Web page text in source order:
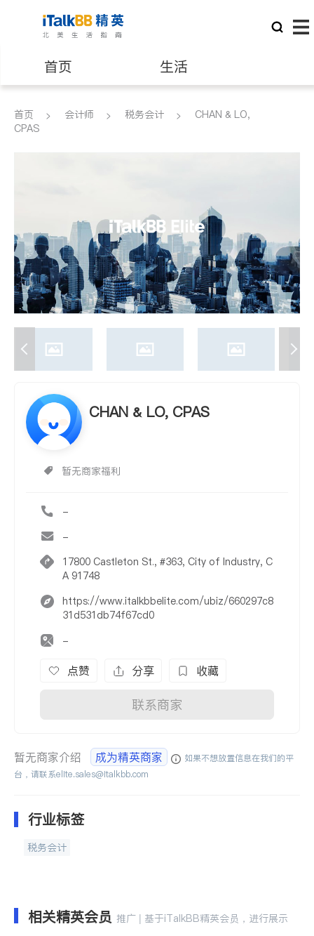
首页 生活
医生 律师
养老 非盈利组织
首页 会计师 税务会计
CHAN & LO,
CPAS
CHAN & LO, CPAS
暂无商家福利
-
-
17800 Castleton St., #363, City of Industry, C
A 91748
https://www.italkbbelite.com/ubiz/660297c8
31d531db74f67cd0
-
点赞 分享 收藏
联系商家
暂无商家介绍 成为精英商家
如果不想放置信息在我们的平
台，请联系elite.sales@italkbb.com
行业标签
税务会计
相关精英会员 推广 | 基于iTalkBB精英会员，进行展示